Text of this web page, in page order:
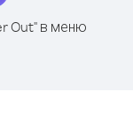
Out" в меню